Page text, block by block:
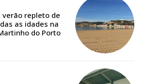
conteúdos Exclusivos para
repleto de
as idades na
do Porto